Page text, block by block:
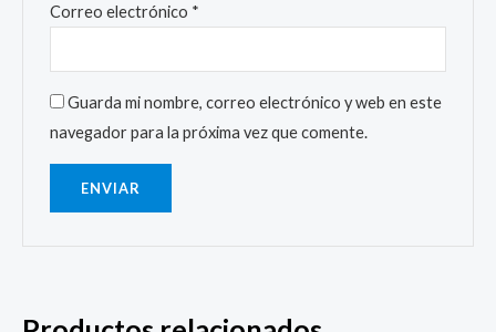
Correo electrónico *
Guarda mi nombre, correo electrónico y web en este
navegador para la próxima vez que comente.